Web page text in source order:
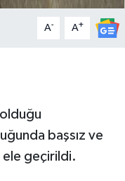
A- A+
başsız ve
ele geçirildi.